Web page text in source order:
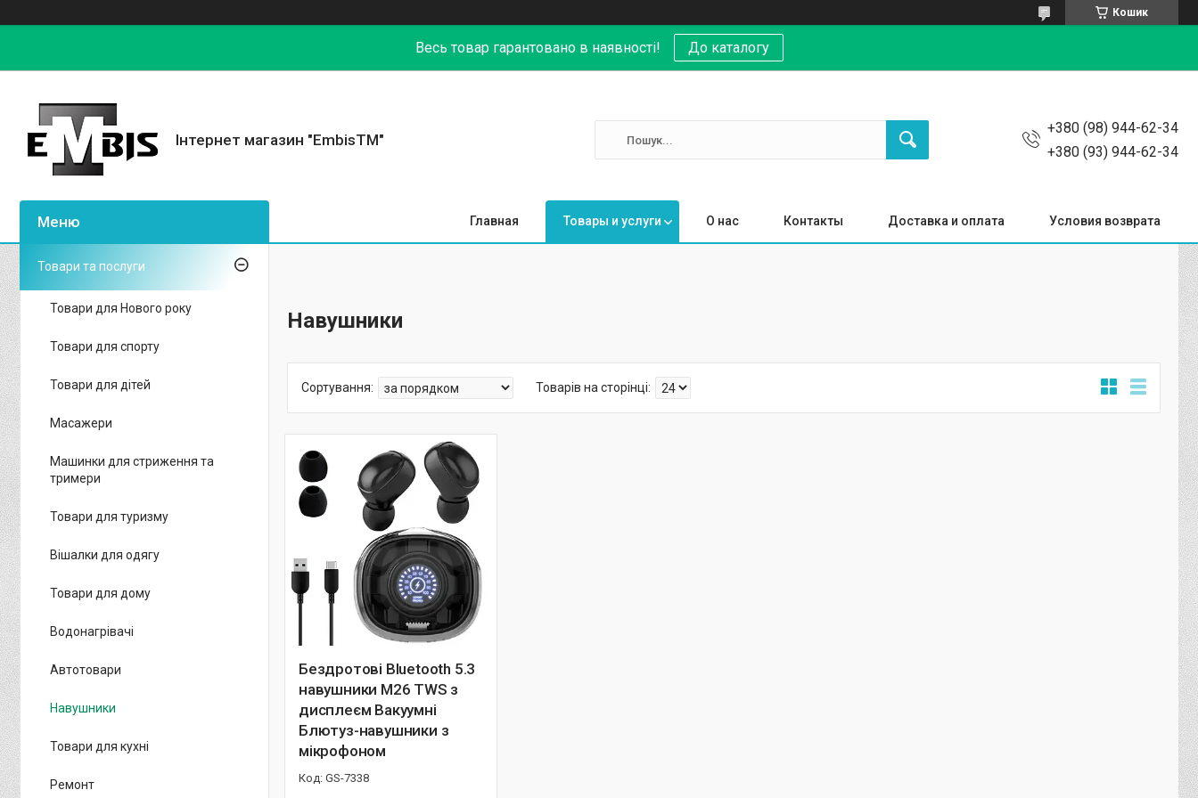
Кошик
Весь товар гарантовано в наявності! До каталогу
Інтернет магазин "EmbisTM"
+380 (98) 944-62-34
+380 (93) 944-62-34
Главная Товары и услуги О нас Контакты Доставка и оплата Условия возврата
Навушники
Бездротові Bluetooth 5.3
навушники M26 TWS з
дисплеєм Вакуумні
Блютуз-навушники з
мікрофоном
GS-7338
Товари та послуги
Товари для Нового року
Товари для спорту
Товари для дітей
Масажери
Машинки для стриження та
тримери
Товари для туризму
Вішалки для одягу
Товари для дому
Водонагрівачі
Автотовари
Навушники
Товари для кухні
Ремонт